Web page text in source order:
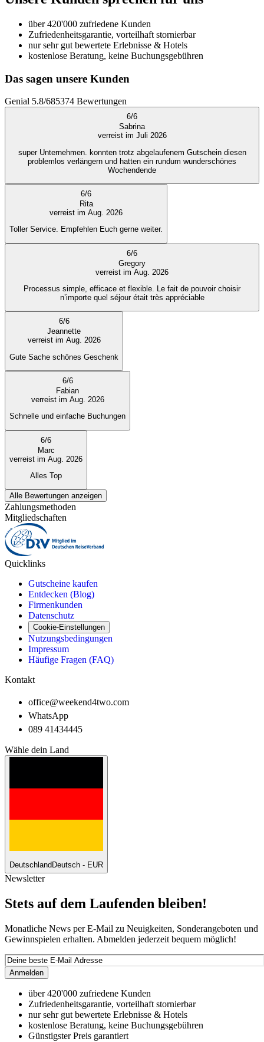
über 420'000 zufriedene Kunden
Zufriedenheitsgarantie, vorteilhaft stornierbar
nur sehr gut bewertete Erlebnisse & Hotels
kostenlose Beratung, keine Buchungsgebühren
Das sagen unsere Kunden
Genial 5.8/685374 Bewertungen
6/6
Sabrina
verreist im Juli 2026
super Unternehmen. konnten trotz abgelaufenem Gutschein diesen
problemlos verlängern und hatten ein rundum wunderschönes
Wochendende
6/6
Rita
verreist im Aug. 2026
Toller Service. Empfehlen Euch gerne weiter.
6/6
Gregory
verreist im Aug. 2026
Processus simple, efficace et flexible. Le fait de pouvoir choisir
n’importe quel séjour était très appréciable
6/6
Jeannette
verreist im Aug. 2026
Gute Sache schönes Geschenk
6/6
Fabian
verreist im Aug. 2026
Schnelle und einfache Buchungen
6/6
Marc
verreist im Aug. 2026
Alles Top
Alle Bewertungen anzeigen
Zahlungsmethoden
Mitgliedschaften
Quicklinks
Gutscheine kaufen
Entdecken (Blog)
Firmenkunden
Datenschutz
Cookie-Einstellungen
Nutzungsbedingungen
Impressum
Häufige Fragen (FAQ)
Kontakt
office@weekend4two.com
WhatsApp
089 41434445
Wähle dein Land
Deutschland Deutsch - EUR
Newsletter
Stets auf dem Laufenden bleiben!
Monatliche News per E-Mail zu Neuigkeiten, Sonderangeboten und
Gewinnspielen erhalten. Abmelden jederzeit bequem möglich!
Anmelden
über 420'000 zufriedene Kunden
Zufriedenheitsgarantie, vorteilhaft stornierbar
nur sehr gut bewertete Erlebnisse & Hotels
kostenlose Beratung, keine Buchungsgebühren
Günstigster Preis garantiert